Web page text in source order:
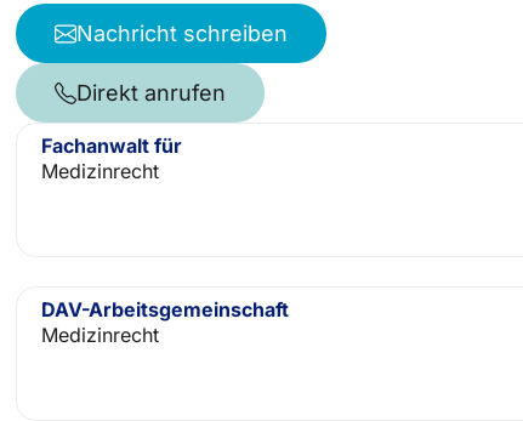
Nachricht schreiben
Direkt anrufen
Fachanwalt für
Medizinrecht
DAV-Arbeitsgemeinschaft
Medizinrecht